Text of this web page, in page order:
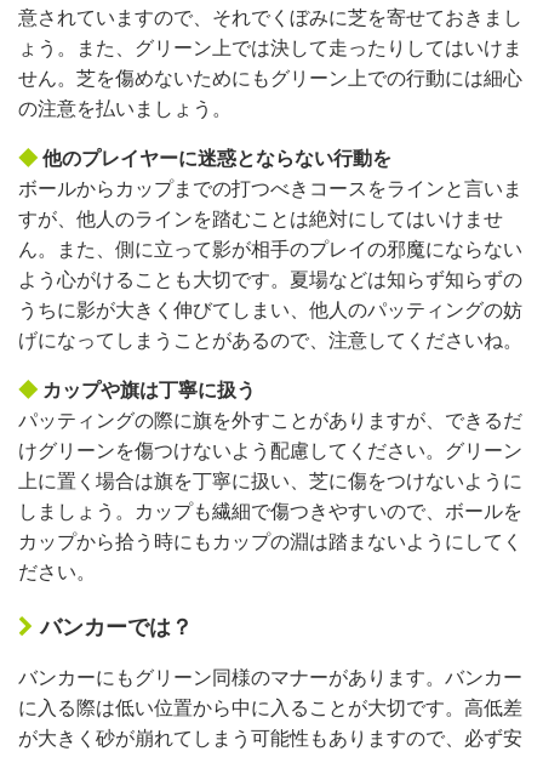
意されていますので、それでくぼみに芝を寄せておきまし
ょう。また、グリーン上では決して走ったりしてはいけま
せん。芝を傷めないためにもグリーン上での行動には細心
の注意を払いましょう。
◆ 他のプレイヤーに迷惑とならない行動を
ボールからカップまでの打つべきコースをラインと言いま
すが、他人のラインを踏むことは絶対にしてはいけませ
ん。また、側に立って影が相手のプレイの邪魔にならない
よう心がけることも大切です。夏場などは知らず知らずの
うちに影が大きく伸びてしまい、他人のパッティングの妨
げになってしまうことがあるので、注意してくださいね。
◆ カップや旗は丁寧に扱う
パッティングの際に旗を外すことがありますが、できるだ
けグリーンを傷つけないよう配慮してください。グリーン
上に置く場合は旗を丁寧に扱い、芝に傷をつけないように
しましょう。カップも繊細で傷つきやすいので、ボールを
カップから拾う時にもカップの淵は踏まないようにしてく
ださい。
バンカーでは？
バンカーにもグリーン同様のマナーがあります。バンカー
に入る際は低い位置から中に入ることが大切です。高低差
が大きく砂が崩れてしまう可能性もありますので、必ず安